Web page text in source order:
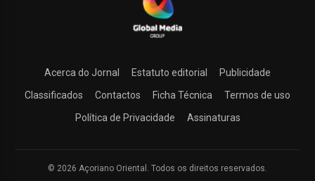
Acerca do Jornal Estatuto editorial
Publicidade
Classificados
Contactos Ficha Técnica
Termos de uso
Política de Privacidade
Assinaturas
© 2026 Açoriano Oriental. Todos os direitos reservados.